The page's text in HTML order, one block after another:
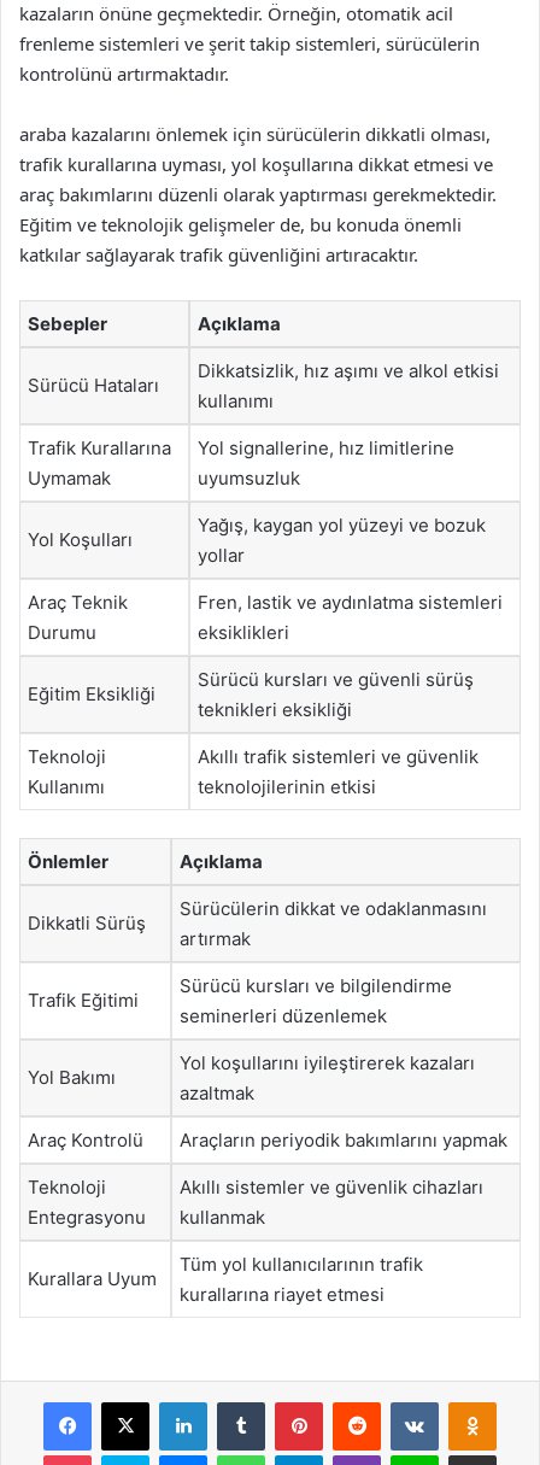
kazaların önüne geçmektedir. Örneğin, otomatik acil
frenleme sistemleri ve şerit takip sistemleri, sürücülerin
kontrolünü artırmaktadır.
araba kazalarını önlemek için sürücülerin dikkatli olması,
trafik kurallarına uyması, yol koşullarına dikkat etmesi ve
araç bakımlarını düzenli olarak yaptırması gerekmektedir.
Eğitim ve teknolojik gelişmeler de, bu konuda önemli
katkılar sağlayarak trafik güvenliğini artıracaktır.
Sebepler Açıklama
Sürücü Hataları
Dikkatsizlik, hız aşımı ve alkol etkisi
kullanımı
Trafik Kurallarına
Uymamak
Yol signallerine, hız limitlerine
uyumsuzluk
Yol Koşulları
Yağış, kaygan yol yüzeyi ve bozuk
yollar
Araç Teknik
Durumu
Fren, lastik ve aydınlatma sistemleri
eksiklikleri
Eğitim Eksikliği
Sürücü kursları ve güvenli sürüş
teknikleri eksikliği
Teknoloji
Kullanımı
Akıllı trafik sistemleri ve güvenlik
teknolojilerinin etkisi
Önlemler Açıklama
Dikkatli Sürüş
Sürücülerin dikkat ve odaklanmasını
artırmak
Trafik Eğitimi
Sürücü kursları ve bilgilendirme
seminerleri düzenlemek
Yol Bakımı
Yol koşullarını iyileştirerek kazaları
azaltmak
Araç Kontrolü Araçların periyodik bakımlarını yapmak
Teknoloji
Entegrasyonu
Akıllı sistemler ve güvenlik cihazları
kullanmak
Kurallara Uyum
Tüm yol kullanıcılarının trafik
kurallarına riayet etmesi
Facebook
X LinkedInTumblr PinterestReddit VKontakte
Pocket Skype MessengerWhatsAppTelegramViber Line E-Posta ile